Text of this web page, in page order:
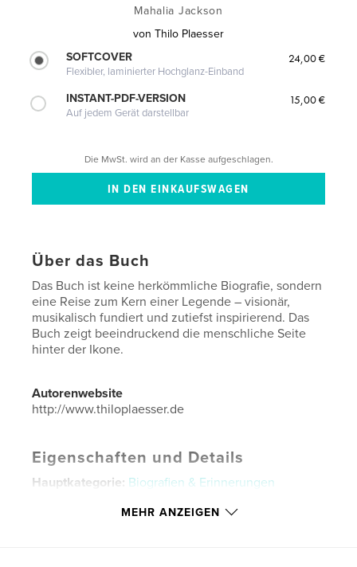
Mahalia Jackson
von Thilo Plaesser
SOFTCOVER
Flexibler, laminierter Hochglanz-Einband
24,00 €
INSTANT-PDF-VERSION
Auf jedem Gerät darstellbar
15,00 €
Die MwSt. wird an der Kasse aufgeschlagen.
Über das Buch
Das Buch ist keine herkömmliche Biografie, sondern
eine Reise zum Kern einer Legende – visionär,
musikalisch fundiert und zutiefst inspirierend. Das
Buch zeigt beeindruckend die menschliche Seite
hinter der Ikone.
Autorenwebsite
http://www.thiloplaesser.de
Eigenschaften und Details
Hauptkategorie: Biografien & Erinnerungen
Weitere Kategorien Black Lives Matter
MEHR ANZEIGEN